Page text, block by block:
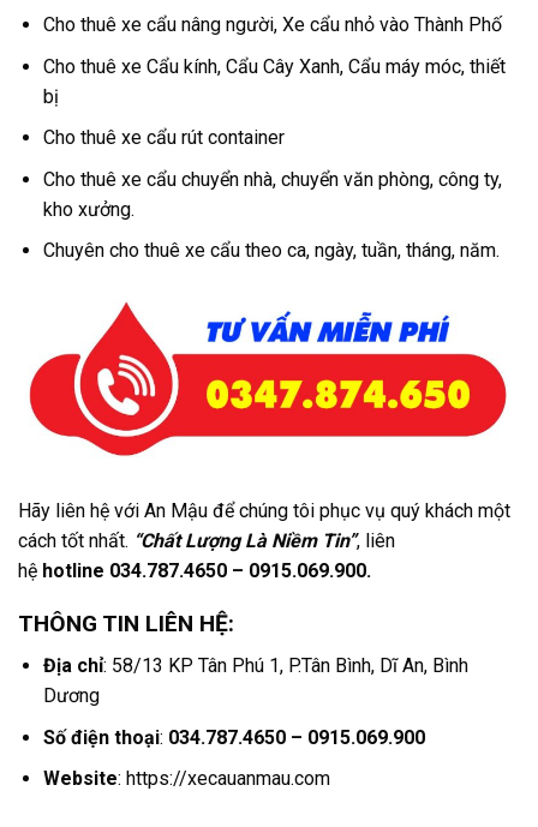
Cho thuê xe cẩu nâng người, Xe cẩu nhỏ vào Thành Phố
Cho thuê xe Cẩu kính, Cẩu Cây Xanh, Cẩu máy móc, thiết
bị
Cho thuê xe cẩu rút container
Cho thuê xe cẩu chuyển nhà, chuyển văn phòng, công ty,
kho xưởng.
Chuyên cho thuê xe cẩu theo ca, ngày, tuần, tháng, năm.
Hãy liên hệ với An Mậu để chúng tôi phục vụ quý khách một
cách tốt nhất. “Chất Lượng Là Niềm Tin”, liên
hệ hotline 034.787.4650 – 0915.069.900.
THÔNG TIN LIÊN HỆ:
Địa chỉ: 58/13 KP Tân Phú 1, P.Tân Bình, Dĩ An, Bình
Dương
Số điện thoại: 034.787.4650 – 0915.069.900
Website: https://xecauanmau.com